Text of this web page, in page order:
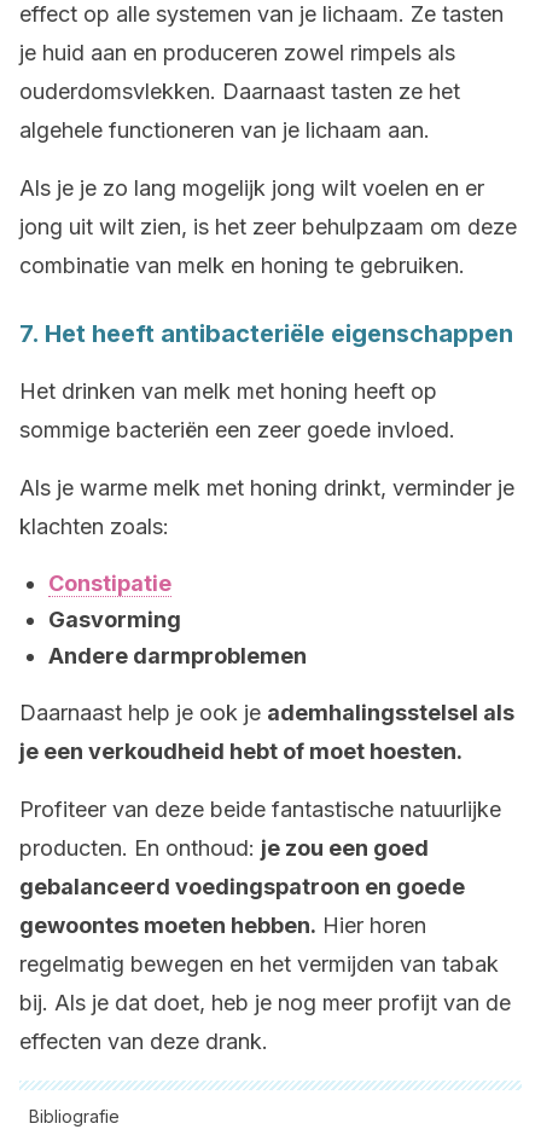
effect op alle systemen van je lichaam. Ze tasten
je huid aan en produceren zowel rimpels als
ouderdomsvlekken. Daarnaast tasten ze het
algehele functioneren van je lichaam aan.
Als je je zo lang mogelijk jong wilt voelen en er
jong uit wilt zien, is het zeer behulpzaam om deze
combinatie van melk en honing te gebruiken.
7. Het heeft antibacteriële eigenschappen
Het drinken van melk met honing heeft op
sommige bacteriën een zeer goede invloed.
Als je warme melk met honing drinkt, verminder je
klachten zoals:
Constipatie
Gasvorming
Andere darmproblemen
Daarnaast help je ook je ademhalingsstelsel als
je een verkoudheid hebt of moet hoesten.
Profiteer van deze beide fantastische natuurlijke
producten. En onthoud: je zou een goed
gebalanceerd voedingspatroon en goede
gewoontes moeten hebben. Hier horen
regelmatig bewegen en het vermijden van tabak
bij. Als je dat doet, heb je nog meer profijt van de
effecten van deze drank.
Bibliografie